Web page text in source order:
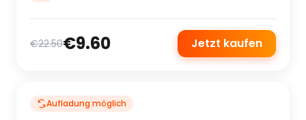
€22.50€9.60 Jetzt kaufen
Aufladung möglich